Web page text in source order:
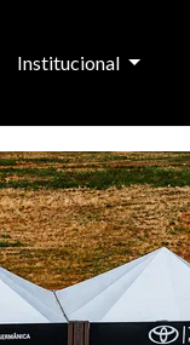
Institucional